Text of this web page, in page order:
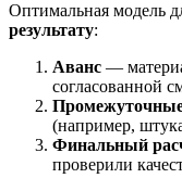
Оптимальная модель
результату:
Аванс —
согласованной
(например,
Финальный
проверили